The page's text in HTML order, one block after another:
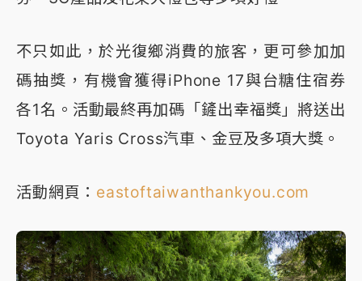
不只如此，於光復鄉消費的旅客，更可參加加
碼抽獎，有機會獲得iPhone 17與台糖住宿券
各1名。活動最終再加碼「鏟出幸福獎」將送出
Toyota Yaris Cross汽車、金豆及多項大獎。
活動網頁： eastoftaiwanthankyou.com